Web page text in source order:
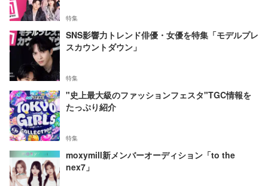
特集
SNS影響力トレンド俳優・女優を特集「モデルプレ
スカウントダウン」
特集
"史上最大級のファッションフェスタ"TGC情報を
たっぷり紹介
特集
moxymill新メンバーオーディション「to the
nex7」